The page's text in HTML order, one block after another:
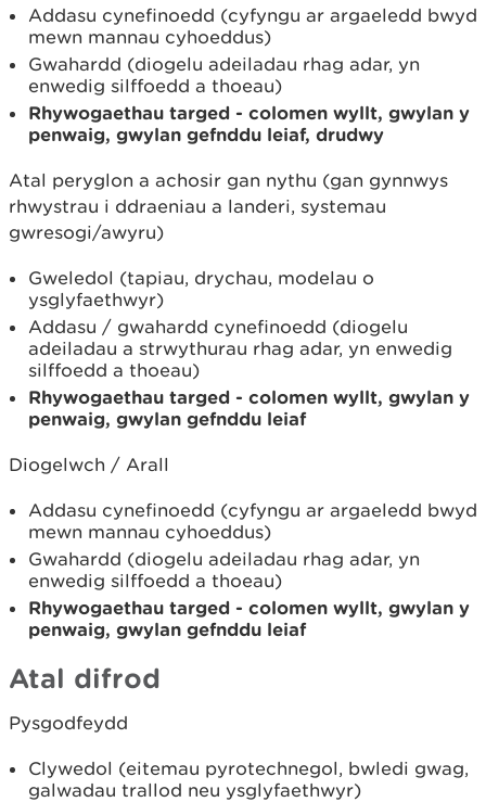
Addasu cynefinoedd (cyfyngu ar argaeledd bwyd
mewn mannau cyhoeddus)
Gwahardd (diogelu adeiladau rhag adar, yn
enwedig silffoedd a thoeau)
Rhywogaethau targed - colomen wyllt, gwylan y
penwaig, gwylan gefnddu leiaf, drudwy
Atal peryglon a achosir gan nythu (gan gynnwys
rhwystrau i ddraeniau a landeri, systemau
gwresogi/awyru)
Gweledol (tapiau, drychau, modelau o
ysglyfaethwyr)
Addasu / gwahardd cynefinoedd (diogelu
adeiladau a strwythurau rhag adar, yn enwedig
silffoedd a thoeau)
Rhywogaethau targed - colomen wyllt, gwylan y
penwaig, gwylan gefnddu leiaf
Diogelwch / Arall
Addasu cynefinoedd (cyfyngu ar argaeledd bwyd
mewn mannau cyhoeddus)
Gwahardd (diogelu adeiladau rhag adar, yn
enwedig silffoedd a thoeau)
Rhywogaethau targed - colomen wyllt, gwylan y
penwaig, gwylan gefnddu leiaf
Atal difrod
Pysgodfeydd
Clywedol (eitemau pyrotechnegol, bwledi gwag,
galwadau trallod neu ysglyfaethwyr)